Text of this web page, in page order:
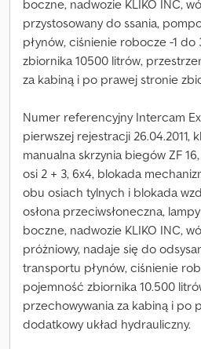
boczne, nadwozie KLIKO INC,
przystosowany do ssania,
płynów, ciśnienie robocze -1 do
zbiornika 10500 litrów,
za kabiną i po prawej stronie
Numer referencyjny Intercam
pierwszej rejestracji 26.04.2011,
manualna skrzynia biegów ZF
osi 2 + 3, 6x4, blokada
obu osiach tylnych i blokada
osłona przeciwsłoneczna,
boczne, nadwozie KLIKO INC,
próżniowy, nadaje się do
transportu płynów, ciśnienie
pojemność zbiornika 10.500
przechowywania za kabiną i po
dodatkowy układ hydrauliczny.